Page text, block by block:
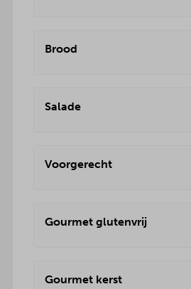
Brood
Salade
Voorgerecht
Gourmet glutenvrij
Gourmet kerst